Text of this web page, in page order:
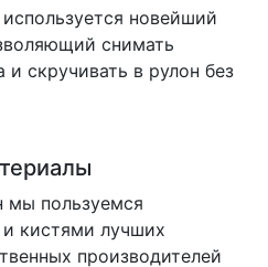
новейший
снимать
скручивать в рулон без
мы пользуемся
кистями лучших
производителей